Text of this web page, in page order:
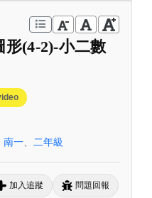
形(4-2)-小二數
南一 二年級
加入追蹤 問題回報